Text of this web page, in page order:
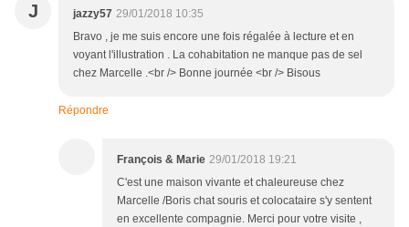
J jazzy57 29/01/2018 10:35
Bravo , je me suis encore une fois régalée à lecture et en
voyant l'illustration . La cohabitation ne manque pas de sel
chez Marcelle .<br /> Bonne journée <br /> Bisous
Répondre
François & Marie 29/01/2018 19:21
C'est une maison vivante et chaleureuse chez
Marcelle /Boris chat souris et colocataire s'y sentent
en excellente compagnie. Merci pour votre visite ,